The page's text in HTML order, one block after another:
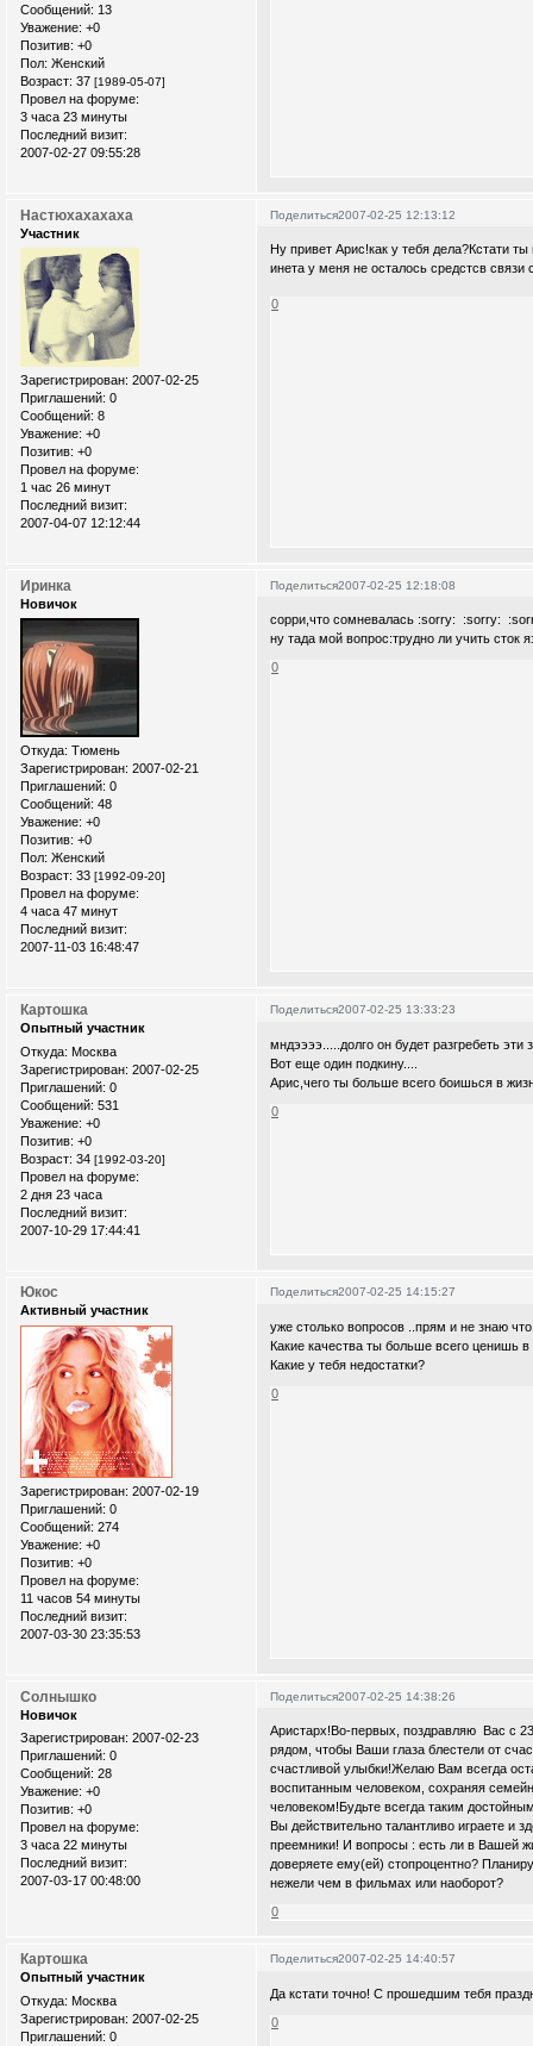
Сообщений: 13
Уважение: +0
Позитив: +0
Пол: Женский
Возраст: 37 [1989-05-07]
Провел на форуме:
3 часа 23 минуты
Последний визит:
2007-02-27 09:55:28
Поделиться2007-02-25 12:13:12
Настюхахахаха
Участник
Зарегистрирован: 2007-02-25
Приглашений: 0
Сообщений: 8
Уважение: +0
Позитив: +0
Провел на форуме:
1 час 26 минут
Последний визит:
2007-04-07 12:12:44
Ну привет Арис!как у тебя дела?Кстати
инета у меня не осталось средстсв
0
Поделиться2007-02-25 12:18:08
Иринка
Новичок
Откуда: Тюмень
Зарегистрирован: 2007-02-21
Приглашений: 0
Сообщений: 48
Уважение: +0
Позитив: +0
Пол: Женский
Возраст: 33 [1992-09-20]
Провел на форуме:
4 часа 47 минут
Последний визит:
2007-11-03 16:48:47
сорри,что сомневалась :sorry: :sorry:
ну тада мой вопрос:трудно ли учить сток
0
Поделиться2007-02-25 13:33:23
Картошка
Опытный участник
Откуда: Москва
Зарегистрирован: 2007-02-25
Приглашений: 0
Сообщений: 531
Уважение: +0
Позитив: +0
Возраст: 34 [1992-03-20]
Провел на форуме:
2 дня 23 часа
Последний визит:
2007-10-29 17:44:41
мндээээ.....долго он будет разгребеть эти
Вот еще один подкину....
Арис,чего ты больше всего боишься в
0
Поделиться2007-02-25 14:15:27
Юкос
Активный участник
Зарегистрирован: 2007-02-19
Приглашений: 0
Сообщений: 274
Уважение: +0
Позитив: +0
Провел на форуме:
11 часов 54 минуты
Последний визит:
2007-03-30 23:35:53
уже столько вопросов ..прям и не знаю
Какие качества ты больше всего ценишь
Какие у тебя недостатки?
0
Поделиться2007-02-25 14:38:26
Солнышко
Новичок
Зарегистрирован: 2007-02-23
Приглашений: 0
Сообщений: 28
Уважение: +0
Позитив: +0
Провел на форуме:
3 часа 22 минуты
Последний визит:
2007-03-17 00:48:00
Аристарх!Во-первых, поздравляю Вас с
рядом, чтобы Ваши глаза блестели от
счастливой улыбки!Желаю Вам всегда
воспитанным человеком, сохраняя
человеком!Будьте всегда таким
Вы действительно талантливо играете и
преемники! И вопросы : есть ли в Вашей
доверяете ему(ей) стопроцентно?
нежели чем в фильмах или наоборот?
0
Поделиться2007-02-25 14:40:57
Картошка
Опытный участник
Откуда: Москва
Зарегистрирован: 2007-02-25
Приглашений: 0
Да кстати точно! С прошедшим тебя
0